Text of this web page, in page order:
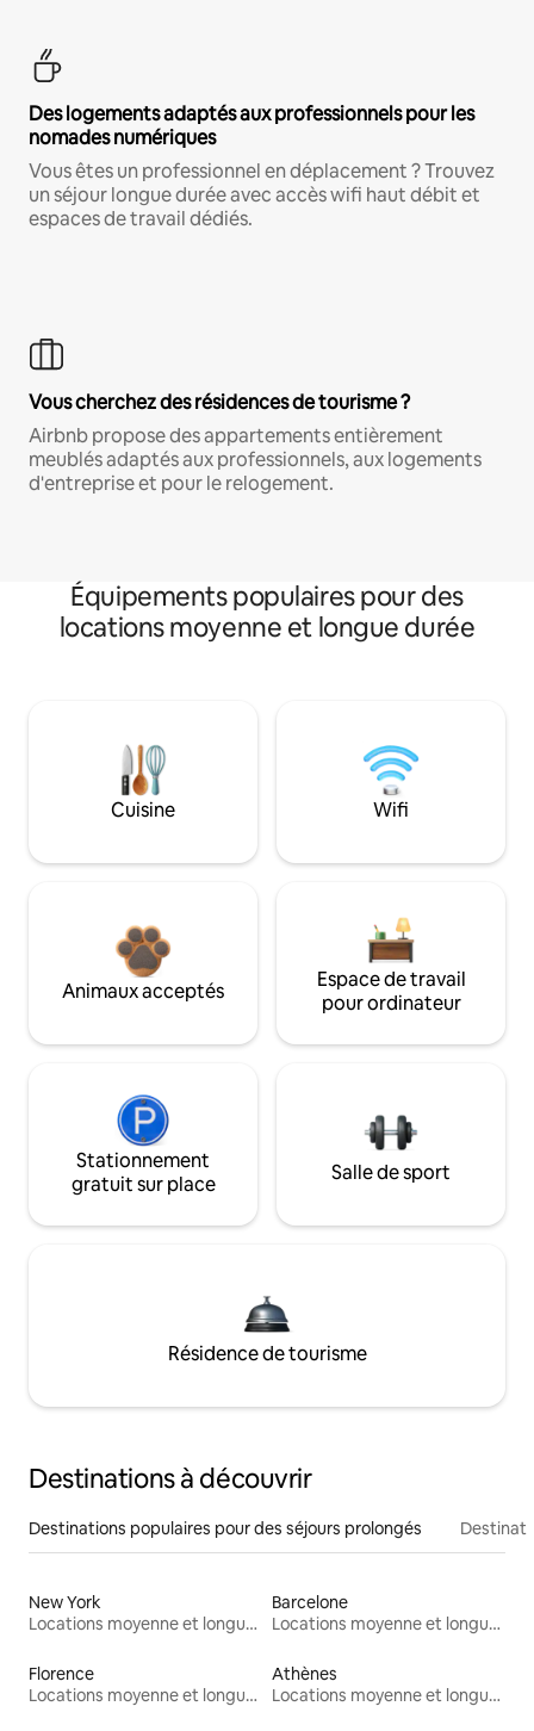
Des logements adaptés aux professionnels pour les
nomades numériques
Vous êtes un professionnel en déplacement ? Trouvez
un séjour longue durée avec accès wifi haut débit et
espaces de travail dédiés.
Vous cherchez des résidences de tourisme ?
Airbnb propose des appartements entièrement
meublés adaptés aux professionnels, aux logements
d'entreprise et pour le relogement.
Équipements populaires pour des
locations moyenne et longue durée
Cuisine Wifi
Animaux acceptés
Espace de travail
pour ordinateur
Stationnement
gratuit sur place
Salle de sport
Résidence de tourisme
Destinations à découvrir
Destinations populaires pour des séjours prolongés
New York
Locations moyenne et longue durée
Barcelone
Locations moyenne et longue durée
Florence
Locations moyenne et longue durée
Athènes
Locations moyenne et longue durée